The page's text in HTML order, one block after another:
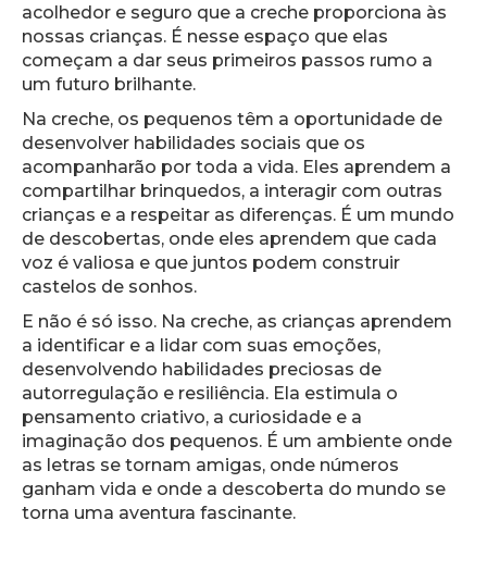
acolhedor e seguro que a creche proporciona às
nossas crianças. É nesse espaço que elas
começam a dar seus primeiros passos rumo a
um futuro brilhante.
Na creche, os pequenos têm a oportunidade de
desenvolver habilidades sociais que os
acompanharão por toda a vida. Eles aprendem a
compartilhar brinquedos, a interagir com outras
crianças e a respeitar as diferenças. É um mundo
de descobertas, onde eles aprendem que cada
voz é valiosa e que juntos podem construir
castelos de sonhos.
E não é só isso. Na creche, as crianças aprendem
a identificar e a lidar com suas emoções,
desenvolvendo habilidades preciosas de
autorregulação e resiliência. Ela estimula o
pensamento criativo, a curiosidade e a
imaginação dos pequenos. É um ambiente onde
as letras se tornam amigas, onde números
ganham vida e onde a descoberta do mundo se
torna uma aventura fascinante.